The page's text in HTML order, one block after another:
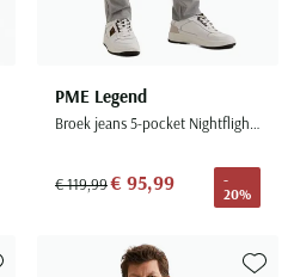
PME Legend
Broek jeans 5-pocket Nightflight grijs
€ 119,99€ 95,99
-
20%